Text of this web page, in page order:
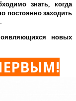
знать, когда
постоянно заходить
новых